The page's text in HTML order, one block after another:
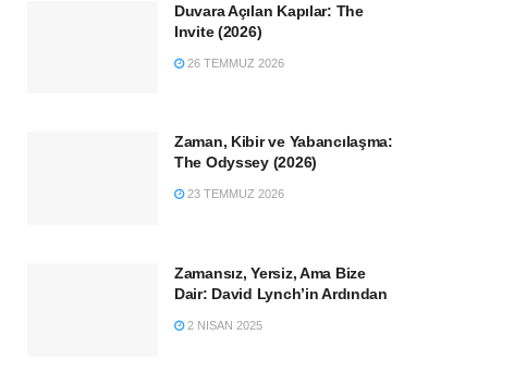
Duvara Açılan Kapılar: The
Invite (2026)
26 TEMMUZ 2026
Zaman, Kibir ve Yabancılaşma:
The Odyssey (2026)
23 TEMMUZ 2026
Zamansız, Yersiz, Ama Bize
Dair: David Lynch’in Ardından
2 NISAN 2025